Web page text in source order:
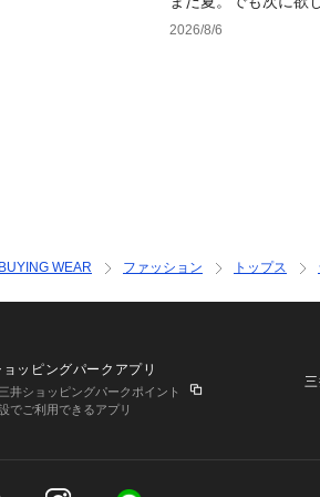
2026/8/6
WEAR ファッション トップス
ッピングパークアプリ
井ショッピングパークポイント
でご利用できるアプリ